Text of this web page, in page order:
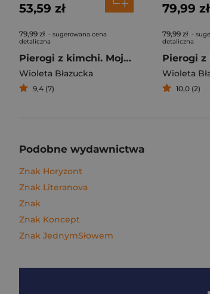
53,59 zł
79,99 zł - sugerowana cena
detaliczna
Pierogi z kimchi. Moje ulubione azjatyckie przepisy
Wioleta Błazucka
9,4 (7)
79,99 zł
79,99 zł -
detaliczna
Wioleta
10,0 (2)
Podobne wydawnictwa
Znak Horyzont
Znak Literanova
Znak
Znak Koncept
Znak JednymSłowem